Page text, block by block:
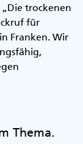
trockenen
für
Franken. Wir
Thema.